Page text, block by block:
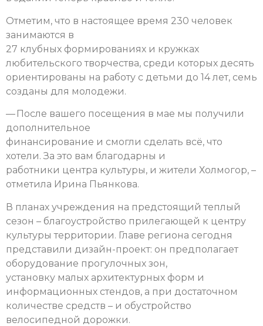
Отметим, что в настоящее время 230 человек
занимаются в
27 клубных формированиях и кружках
любительского творчества, среди которых десять
ориентированы на работу с детьми до 14 лет, семь
созданы для молодежи.
— После вашего посещения в мае мы получили
дополнительное
финансирование и смогли сделать всё, что
хотели. За это вам благодарны и
работники центра культуры, и жители Холмогор, –
отметила Ирина Пьянкова.
В планах учреждения на предстоящий теплый
сезон – благоустройство прилегающей к центру
культуры территории. Главе региона сегодня
представили дизайн-проект: он предполагает
оборудование прогулочных зон,
установку малых архитектурных форм и
информационных стендов, а при достаточном
количестве средств – и обустройство
велосипедной дорожки.